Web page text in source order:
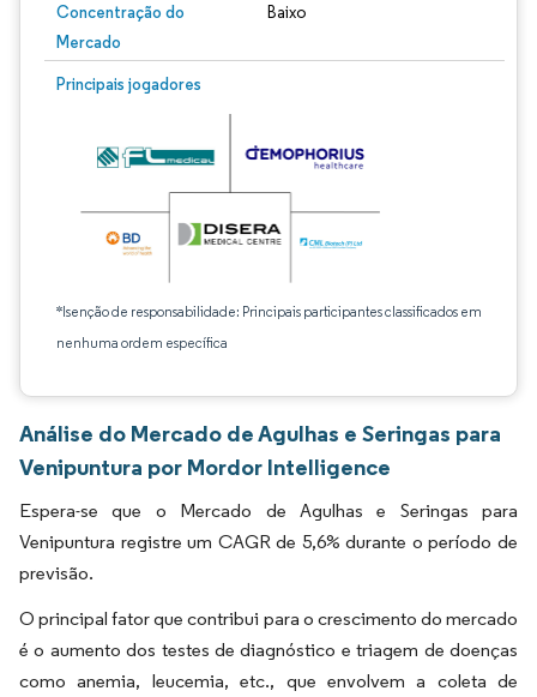
Concentração do
Mercado
Baixo
Principais jogadores
*Isenção de responsabilidade: Principais participantes classificados em
nenhuma ordem específica
Análise do Mercado de Agulhas e Seringas para
Venipuntura por Mordor Intelligence
Espera-se que o Mercado de Agulhas e Seringas para
Venipuntura registre um CAGR de 5,6% durante o período de
previsão.
O principal fator que contribui para o crescimento do mercado
é o aumento dos testes de diagnóstico e triagem de doenças
como anemia, leucemia, etc., que envolvem a coleta de